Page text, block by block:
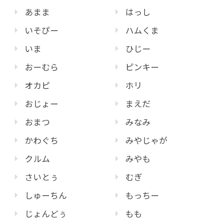
あまま
いそぴー
いま
おーむら
オカピ
おじょー
おまつ
かわぐち
クルム
さいとぅ
しゅーちん
じょんどぅ
はっし
ハムくま
ひじー
ピンキー
ホリ
まえだ
みなみ
みやじゃが
みやも
むぎ
もっちー
もも